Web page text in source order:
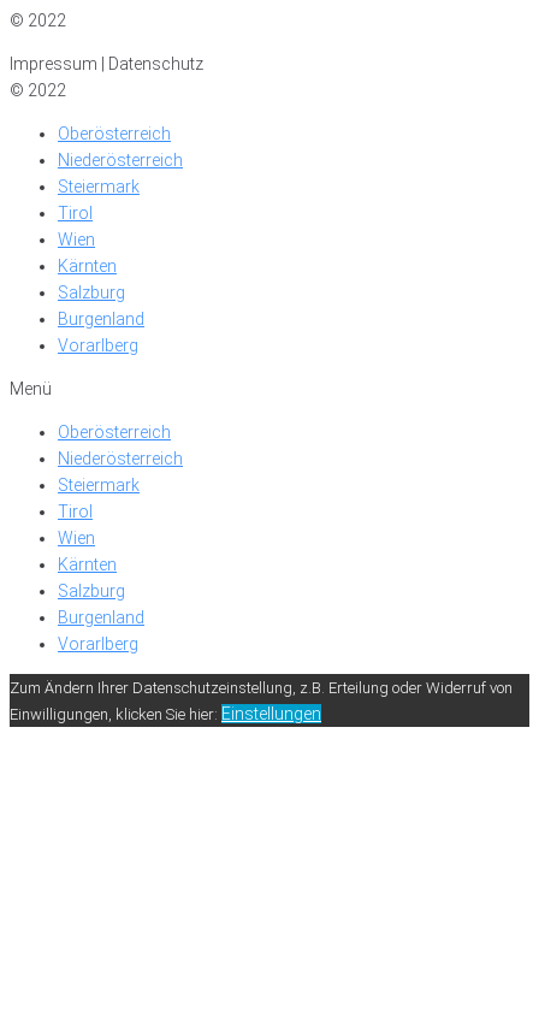
© 2022
Impressum | Datenschutz
© 2022
Oberösterreich
Niederösterreich
Steiermark
Tirol
Wien
Kärnten
Salzburg
Burgenland
Vorarlberg
Menü
Oberösterreich
Niederösterreich
Steiermark
Tirol
Wien
Kärnten
Salzburg
Burgenland
Vorarlberg
Zum Ändern Ihrer Datenschutzeinstellung, z.B. Erteilung oder Widerruf von
Einwilligungen, klicken Sie hier: Einstellungen